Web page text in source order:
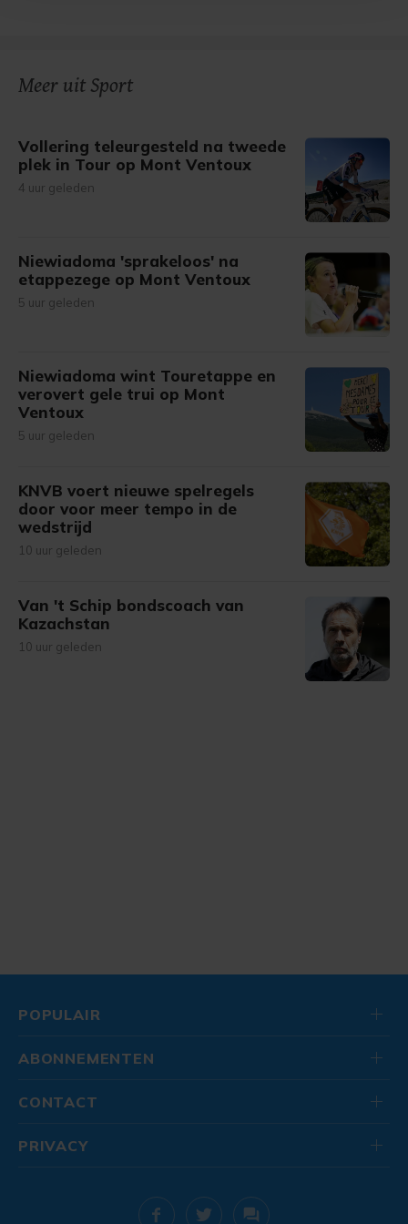
Meer uit Sport
Vollering teleurgesteld na tweede
plek in Tour op Mont Ventoux
4 uur geleden
Niewiadoma 'sprakeloos' na
etappezege op Mont Ventoux
5 uur geleden
Niewiadoma wint Touretappe en
verovert gele trui op Mont
Ventoux
5 uur geleden
KNVB voert nieuwe spelregels
door voor meer tempo in de
wedstrijd
10 uur geleden
Van 't Schip bondscoach van
Kazachstan
10 uur geleden
POPULAIR
ABONNEMENTEN
CONTACT
PRIVACY